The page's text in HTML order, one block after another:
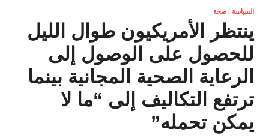
السياسة / صحة
ينتظر الأمريكيون طوال الليل
للحصول على الوصول إلى
الرعاية الصحية المجانية بينما
ترتفع التكاليف إلى “ما لا
يمكن تحمله”